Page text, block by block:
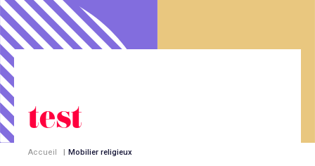
test
Accueil | Mobilier religieux